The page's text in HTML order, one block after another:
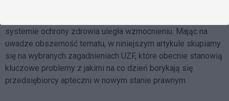
systemie ochrony zdrowia uległa wzmocnieniu. Mając na
uwadze obszerność tematu, w niniejszym artykule skupiamy
się na wybranych zagadnieniach UZF, które obecnie stanowią
kluczowe problemy z jakimi na co dzień borykają się
przedsiębiorcy apteczni w nowym stanie prawnym.